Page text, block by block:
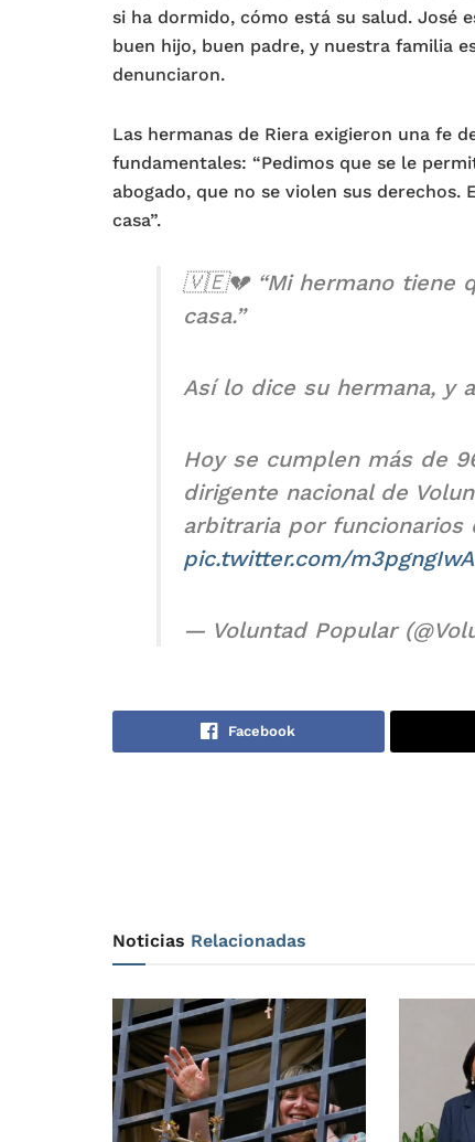
si ha dormido, cómo está su salud. José
buen hijo, buen padre, y nuestra familia
denunciaron.
Las hermanas de Riera exigieron una fe
fundamentales: “Pedimos que se le
abogado, que no se violen sus derechos.
casa”.
🇻🇪💔 “Mi hermano tiene
casa.”
Así lo dice su hermana, y
Hoy se cumplen más de
dirigente nacional de
arbitraria por funcionarios
pic.twitter.com/
— Voluntad Popular
Facebook
Noticias Relacionadas